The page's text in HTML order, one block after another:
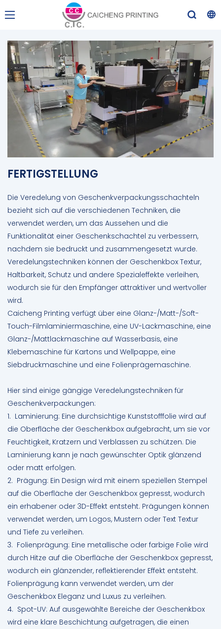
FERTIGSTELLUNG
Die Veredelung von Geschenkverpackungsschachteln
bezieht sich auf die verschiedenen Techniken, die
verwendet werden, um das Aussehen und die
Funktionalität einer Geschenkschachtel zu verbessern,
nachdem sie bedruckt und zusammengesetzt wurde.
Veredelungstechniken können der Geschenkbox Textur,
Haltbarkeit, Schutz und andere Spezialeffekte verleihen,
wodurch sie für den Empfänger attraktiver und wertvoller
wird.
Caicheng Printing verfügt über eine Glanz-/Matt-/Soft-
Touch-Filmlaminiermaschine, eine UV-Lackmaschine, eine
Glanz-/Mattlackmaschine auf Wasserbasis, eine
Klebemaschine für Kartons und Wellpappe, eine
Siebdruckmaschine und eine Folienprägemaschine.
Hier sind einige gängige Veredelungstechniken für
Geschenkverpackungen:
1. Laminierung: Eine durchsichtige Kunststofffolie wird auf
die Oberfläche der Geschenkbox aufgebracht, um sie vor
Feuchtigkeit, Kratzern und Verblassen zu schützen. Die
Laminierung kann je nach gewünschter Optik glänzend
oder matt erfolgen.
2. Prägung: Ein Design wird mit einem speziellen Stempel
auf die Oberfläche der Geschenkbox gepresst, wodurch
ein erhabener oder 3D-Effekt entsteht. Prägungen können
verwendet werden, um Logos, Mustern oder Text Textur
und Tiefe zu verleihen.
3. Folienprägung: Eine metallische oder farbige Folie wird
durch Hitze auf die Oberfläche der Geschenkbox gepresst,
wodurch ein glänzender, reflektierender Effekt entsteht.
Folienprägung kann verwendet werden, um der
Geschenkbox Eleganz und Luxus zu verleihen.
4. Spot-UV: Auf ausgewählte Bereiche der Geschenkbox
wird eine klare Beschichtung aufgetragen, die einen